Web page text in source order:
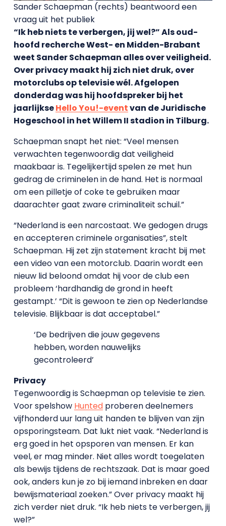
Sander Schaepman (rechts) beantwoord een
vraag uit het publiek
“Ik heb niets te verbergen, jij wel?” Als oud-
hoofd recherche West- en Midden-Brabant
weet Sander Schaepman alles over veiligheid.
Over privacy maakt hij zich niet druk, over
motorclubs op televisie wél. Afgelopen
donderdag was hij hoofdspreker bij het
jaarlijkseHello You!-eventvan de Juridische
Hogeschool in het Willem II stadion in Tilburg.
Schaepman snapt het niet: “Veel mensen
verwachten tegenwoordig dat veiligheid
maakbaar is. Tegelijkertijd spelen ze met hun
gedrag de criminelen in de hand. Het is normaal
om een pilletje of coke te gebruiken maar
daarachter gaat zware criminaliteit schuil.”
“Nederland is een narcostaat. We gedogen drugs
en accepteren criminele organisaties”, stelt
Schaepman. Hij zet zijn statement kracht bij met
een video van een motorclub. Daarin wordt een
nieuw lid beloond omdat hij voor de club een
probleem ‘hardhandig de grond in heeft
gestampt.’ “Dit is gewoon te zien op Nederlandse
televisie. Blijkbaar is dat acceptabel.”
‘De bedrijven die jouw gegevens
hebben, worden nauwelijks
gecontroleerd’
Privacy
Tegenwoordig is Schaepman op televisie te zien.
Voor spelshow Huntedproberen deelnemers
vijfhonderd uur lang uit handen te blijven van zijn
opsporingsteam. Dat lukt niet vaak. “Nederland is
erg goed in het opsporen van mensen. Er kan
veel, er mag minder. Niet alles wordt toegelaten
als bewijs tijdens de rechtszaak. Dat is maar goed
ook, anders kun je zo bij iemand inbreken en daar
bewijsmateriaal zoeken.” Over privacy maakt hij
zich verder niet druk. “Ik heb niets te verbergen, jij
wel?”